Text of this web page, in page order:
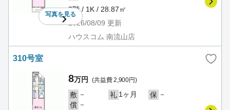
写真を見る
3階 / 1K / 28.87㎡
2026/08/09 更新
ハウスコム 南流山店
310号室
8万円 (共益費 2,900円)
敷 － 礼 1ヶ月 保 －
償 －